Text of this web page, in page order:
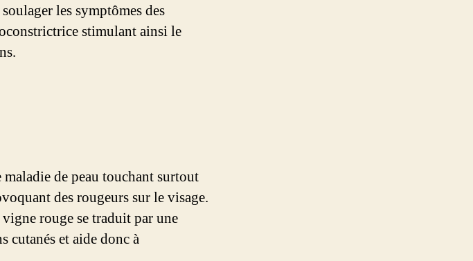
les symptômes des
stimulant ainsi le
maladie de peau touchant surtout
des rougeurs sur le visage.
rouge se traduit par une
cutanés et aide donc à